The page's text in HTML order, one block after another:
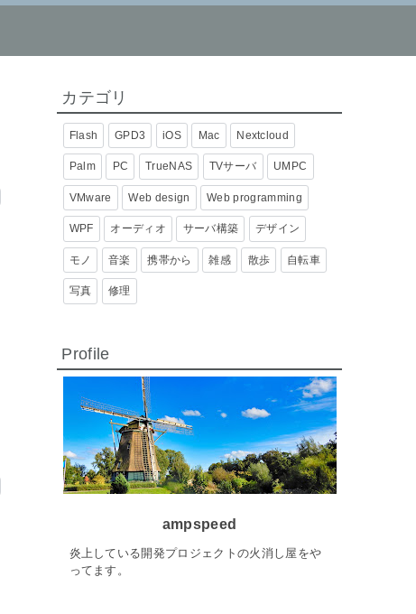
カテゴリ
Flash GPD3 iOS Mac Nextcloud
Palm PC TrueNAS TVサーバ UMPC
VMware Web design Web programming
WPF オーディオ サーバ構築 デザイン
モノ 音楽 携帯から 雑感 散歩 自転車
写真 修理
Profile
ampspeed
炎上している開発プロジェクトの火消し屋をや
ってます。